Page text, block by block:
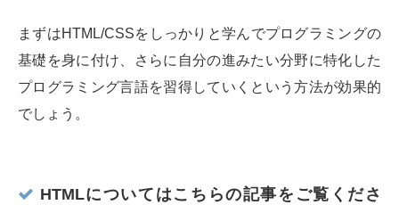
まずはHTML/CSSをしっかりと学んでプログラミングの
基礎を身に付け、さらに自分の進みたい分野に特化した
プログラミング言語を習得していくという方法が効果的
でしょう。
HTMLについてはこちらの記事をご覧くださ